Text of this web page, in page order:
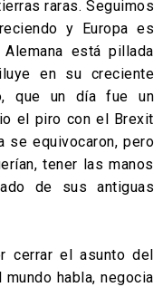
raras. Seguimos
y Europa es
está pillada
en su creciente
que un día fue un
el piro con el Brexit
se equivocaron, pero
tener las manos
de sus antiguas
cerrar el asunto del
habla, negocia